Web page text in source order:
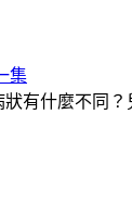
有什麼不同